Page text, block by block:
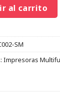
al carrito
SM
Impresoras